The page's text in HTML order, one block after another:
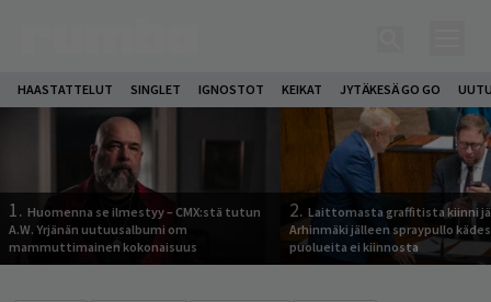
HAASTATTELUT SINGLET IGNOSTOT KEIKAT JYTÄKESÄ GO GO
1. Huomenna se ilmestyy – CMX:stä tutun
A.W. Yrjänän uutuusalbumi om
mammuttimainen kokonaisuus
2. Laittomasta graffitista kiinni
Arhinmäki jälleen spraypullo
puolueita ei kiinnosta